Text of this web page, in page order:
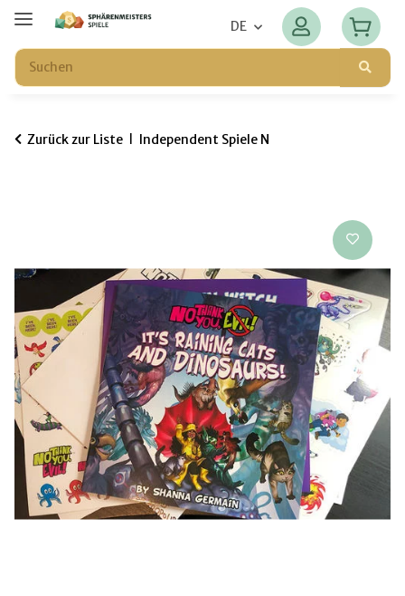
DE
Zurück zur Liste Independent Spiele N